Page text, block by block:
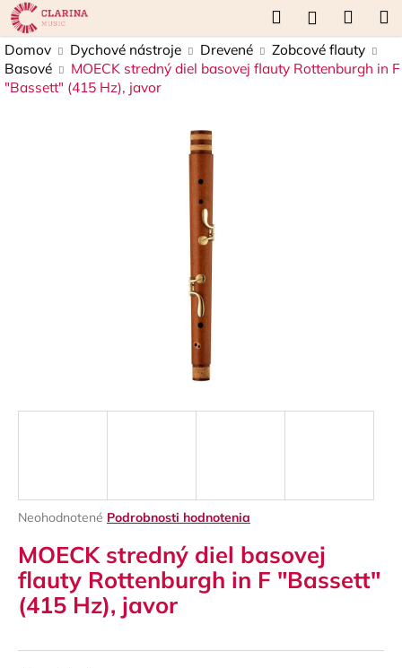
Prejsť
na
obsah
Hľadať
košík
Domov Dychové nástroje Drevené
Zobcové flauty
Basové
MOECK stredný diel basovej flauty Rottenburgh in F
"Bassett" (415 Hz), javor
Priemerné
produktu
je
0,0
z
5
Neohodnotené Podrobnosti hodnotenia
MOECK stredný diel basovej
flauty Rottenburgh in F "Bassett"
(415 Hz), javor
K
o
š
Späť
Späť
Č
ť
?
HĽADAŤ